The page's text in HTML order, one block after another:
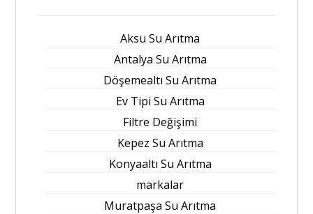
Aksu Su Arıtma
Antalya Su Arıtma
Döşemealtı Su Arıtma
Ev Tipi Su Arıtma
Filtre Değişimi
Kepez Su Arıtma
Konyaaltı Su Arıtma
markalar
Muratpaşa Su Arıtma